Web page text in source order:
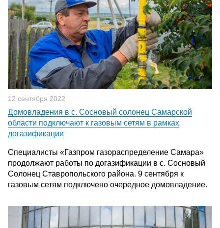
12 сентября 2022
Домовладения в с. Сосновый солонец Самарской
области подключают к газовым сетям в рамках
догазификации
Специалисты «Газпром газораспределение Самара»
продолжают работы по догазификации в с. Сосновый
Солонец Ставропольского района. 9 сентября к
газовым сетям подключено очередное домовладение.